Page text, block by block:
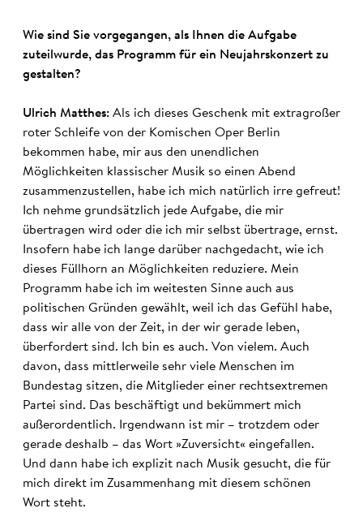
Wie sind Sie vorgegangen, als Ihnen die Aufgabe
zuteilwurde, das Programm für ein Neujahrskonzert zu
gestalten?
Ulrich Matthes: Als ich dieses Geschenk mit extragroßer
roter Schleife von der Komischen Oper Berlin
bekommen habe, mir aus den unendlichen
Möglichkeiten klassischer Musik so einen Abend
zusammenzustellen, habe ich mich natürlich irre gefreut!
Ich nehme grundsätzlich jede Aufgabe, die mir
übertragen wird oder die ich mir selbst übertrage, ernst.
Insofern habe ich lange darüber nachgedacht, wie ich
dieses Füllhorn an Möglichkeiten reduziere. Mein
Programm habe ich im weitesten Sinne auch aus
politischen Gründen gewählt, weil ich das Gefühl habe,
dass wir alle von der Zeit, in der wir gerade leben,
überfordert sind. Ich bin es auch. Von vielem. Auch
davon, dass mittlerweile sehr viele Menschen im
Bundestag sitzen, die Mitglieder einer rechtsextremen
Partei sind. Das beschäftigt und bekümmert mich
außerordentlich. Irgendwann ist mir – trotzdem oder
gerade deshalb – das Wort »Zuversicht« eingefallen.
Und dann habe ich explizit nach Musik gesucht, die für
mich direkt im Zusammenhang mit diesem schönen
Wort steht.